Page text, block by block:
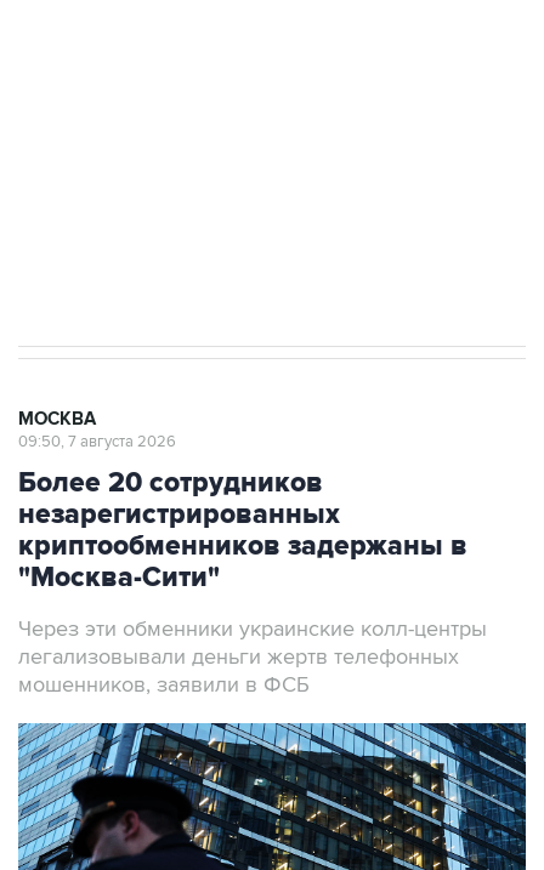
МОСКВА
09:50, 7 августа 2026
Более 20 сотрудников
незарегистрированных
криптообменников задержаны в
"Москва-Сити"
Через эти обменники украинские колл-центры
легализовывали деньги жертв телефонных
мошенников, заявили в ФСБ